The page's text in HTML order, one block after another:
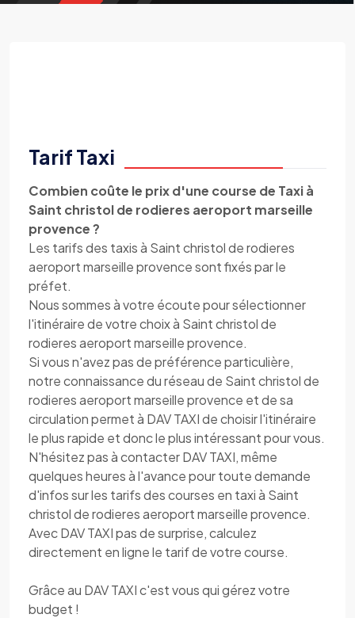
Tarif Taxi
Combien coûte le prix d'une course de Taxi à
Saint christol de rodieres aeroport marseille
provence ?
Les tarifs des taxis à Saint christol de rodieres
aeroport marseille provence sont fixés par le
préfet.
Nous sommes à votre écoute pour sélectionner
l'itinéraire de votre choix à Saint christol de
rodieres aeroport marseille provence.
Si vous n'avez pas de préférence particulière,
notre connaissance du réseau de Saint christol de
rodieres aeroport marseille provence et de sa
circulation permet à DAV TAXI de choisir l'itinéraire
le plus rapide et donc le plus intéressant pour vous.
N'hésitez pas à contacter DAV TAXI, même
quelques heures à l'avance pour toute demande
d'infos sur les tarifs des courses en taxi à Saint
christol de rodieres aeroport marseille provence.
Avec DAV TAXI pas de surprise, calculez
directement en ligne le tarif de votre course.
Grâce au DAV TAXI c'est vous qui gérez votre
budget !